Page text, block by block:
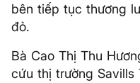
bên tiếp tục thương
đỏ.
Bà Cao Thị Thu
cứu thị trường Savills